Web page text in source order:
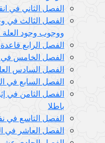
الفصل الثاني في
الفصل الثالث في
ووجوب وجود العلة
الفصل الرابع قاعدة
الفصل الخامس في
الفصل السادس
الفصل السابع في
الفصل الثامن في
باطلا
الفصل التاسع في
الفصل العاشر في